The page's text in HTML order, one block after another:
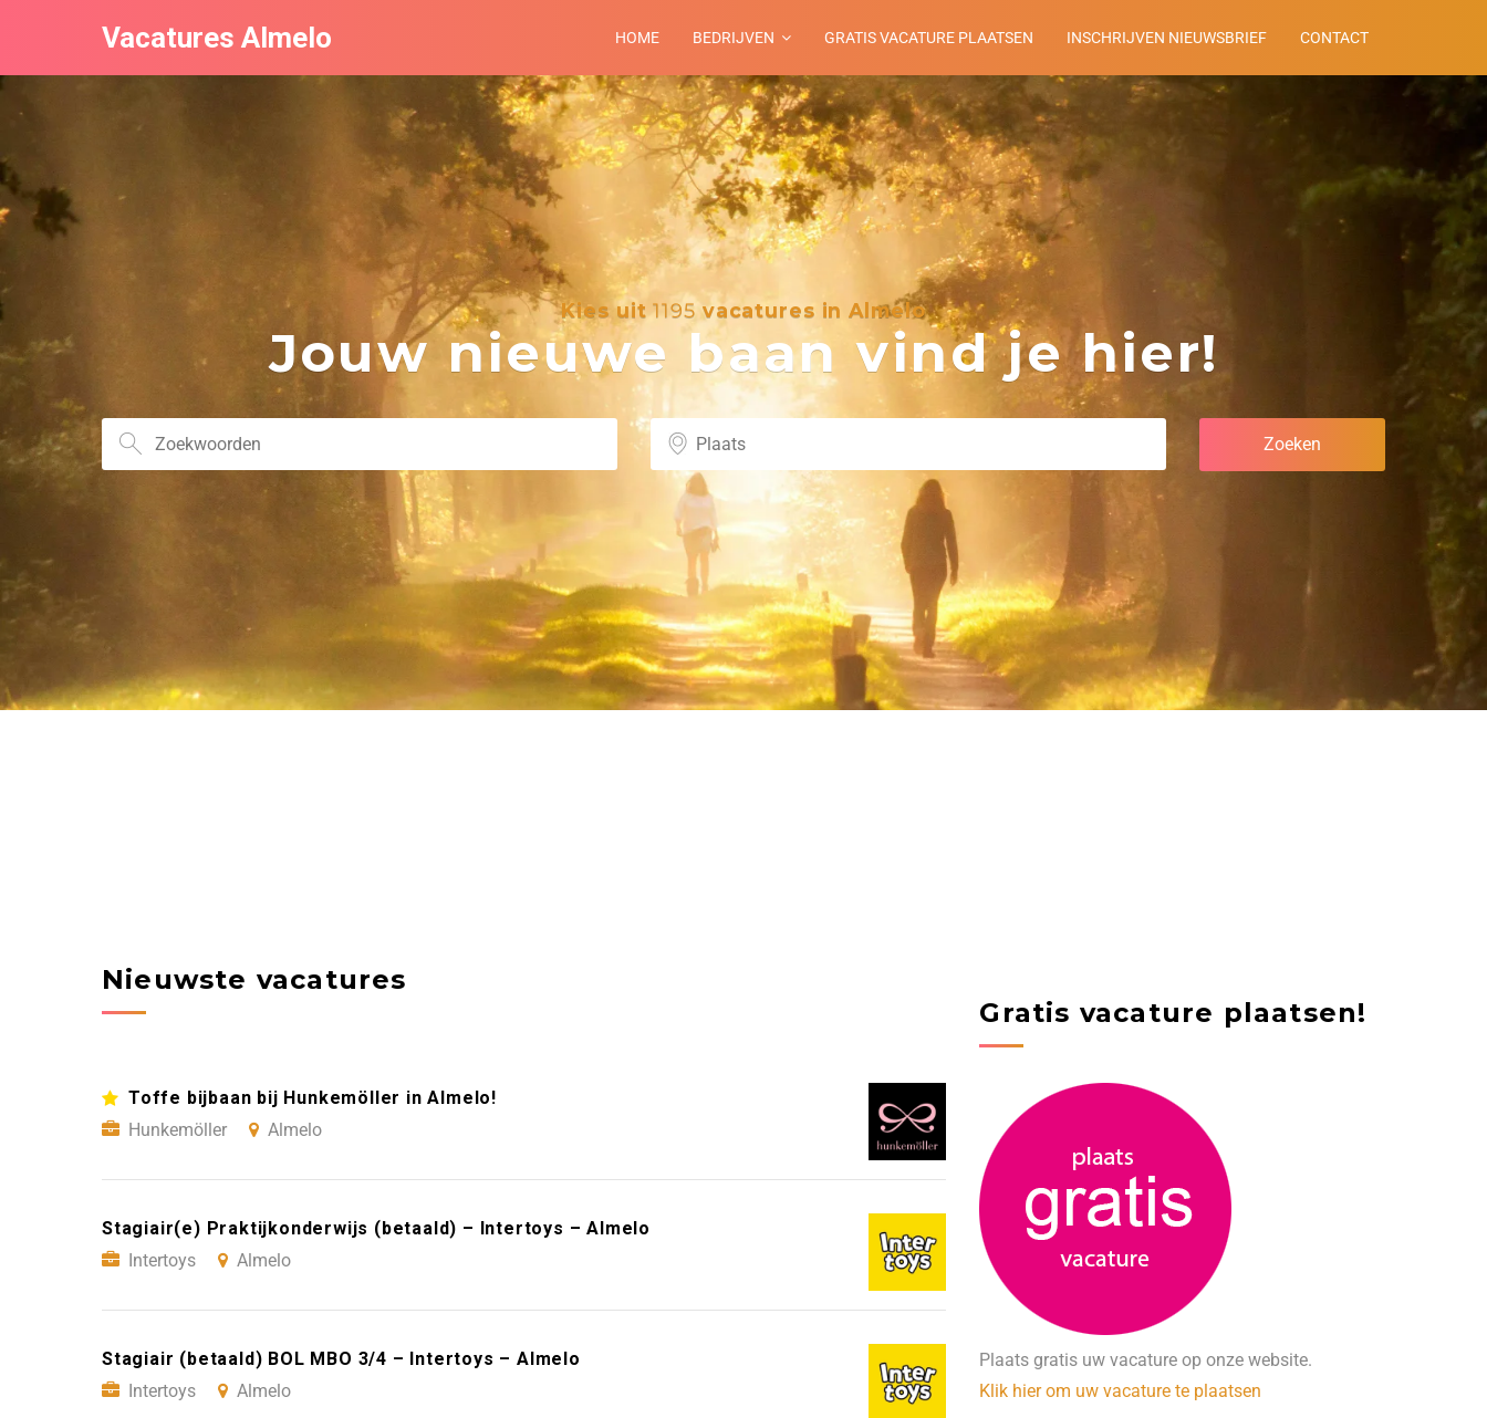
Vacatures Almelo HOME BEDRIJVEN GRATIS VACATURE PLAATSEN INSCHRIJVEN NIEUWSBRIEF CONTACT
Kies uit1195vacatures in Almelo
Jouw nieuwe baan vind je hier!
Nieuwste vacatures
Toffe bijbaan bij Hunkemöller in Almelo!
Hunkemöller
Almelo
Stagiair(e) Praktijkonderwijs (betaald) – Intertoys – Almelo
Intertoys
Almelo
Stagiair (betaald) BOL MBO 3/4 – Intertoys – Almelo
Intertoys
Almelo
Gratis vacature plaatsen!
Plaats gratis uw vacature op onze website.
Klik hier om uw vacature te plaatsen